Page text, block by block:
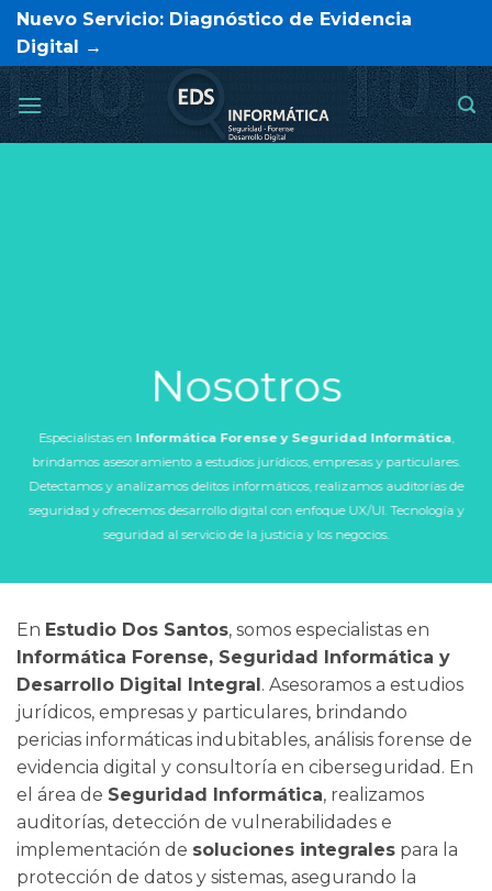
Saltar
contenido
Nuevo Servicio: Diagnóstico de Evidencia
Digital →
Nosotros
Especialistas en Informática Forense y Seguridad Informática
brindamos asesoramiento a estudios jurídicos, empresas y particulares.
Detectamos y analizamos delitos informáticos, realizamos auditorías de
seguridad y ofrecemos desarrollo digital con enfoque UX/UI. Tecnología y
seguridad al servicio de la justicia y los negocios.
En Estudio Dos Santos, somos especialistas en
Informática Forense, Seguridad Informática y
Desarrollo Digital Integral. Asesoramos a estudios
jurídicos, empresas y particulares, brindando
pericias informáticas indubitables, análisis forense de
evidencia digital y consultoría en ciberseguridad. En
el área de Seguridad Informática, realizamos
auditorías, detección de vulnerabilidades e
implementación de soluciones integrales para la
protección de datos y sistemas, asegurando la